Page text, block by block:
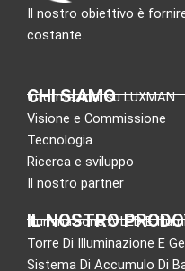
Il nostro obiettivo è
costante.
CHI SIAMO
Informazioni su LUXMAN
Visione e Commissione
Tecnologia
Ricerca e sviluppo
Il nostro partner
IL NOSTRO
Illuminazione A LED E
Torre Di Illuminazione E
Sistema Di Accumulo Di